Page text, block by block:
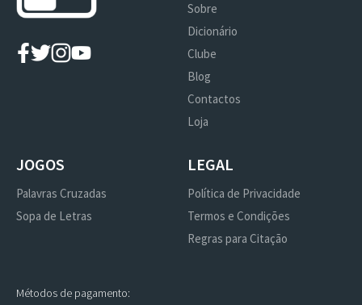
Sobre
Dicionário
Clube
Blog
Contactos
Loja
JOGOS
Palavras Cruzadas
Sopa de Letras
LEGAL
Política de Privacidade
Termos e Condições
Regras para Citação
Métodos de pagamento: